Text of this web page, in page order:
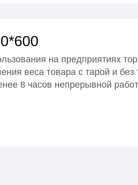
на предприятиях
веса товара с тарой и без
8 часов непрерывной